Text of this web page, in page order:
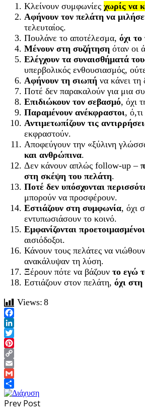
Κλείνουν συμφωνίες χωρίς να
Αφήνουν τον πελάτη να
τελευταίος.
Πουλάνε το αποτέλεσμα, όχι το
Μένουν στη συζήτηση όταν οι
Ελέγχουν τα συναισθήματά
υπερβολικός ενθουσιασμός,
Αφήνουν τη σιωπή να κάνει τη
Ποτέ δεν παρακαλούν για μια
Επιδιώκουν τον σεβασμό, όχι
Παραμένουν ανέκφραστοι,
Αντιμετωπίζουν τις
εκφραστούν.
Αποφεύγουν την «ξύλινη
και ανθρώπινα.
Δεν κάνουν απλώς follow-up –
στη σκέψη του πελάτη.
Ποτέ δεν υπόσχονται
μπορούν να προσφέρουν.
Εστιάζουν στη συμφωνία, όχι
εντυπωσιάσουν το κοινό.
Εμφανίζονται προετοιμασμένοι
αισιόδοξοι.
Κάνουν τους πελάτες να νιώθουν
ανακάλυψαν τη λύση.
Ξέρουν πότε να βάζουν το εγώ
Εστιάζουν στον πελάτη, όχι στη
Views: 8
Facebook
LinkedIn
Twitter
Pinterest
Copy
Link
Email
Gmail
Share
Prev Post